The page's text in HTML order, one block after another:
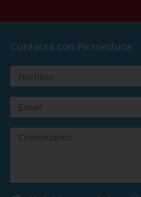
Contacta con Pictoeduca